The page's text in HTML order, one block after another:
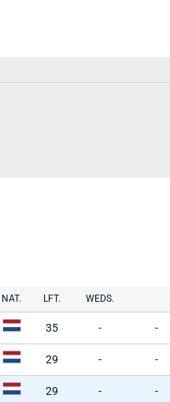
NAT. LFT. WEDS.
35 - -
29 - -
29 - -